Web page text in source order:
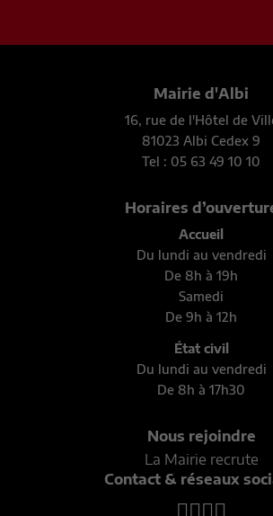
Mairie d'Albi
16, rue de l'Hôtel de
81023 Albi Cedex 9
Tel : 05 63 49 10 10
Horaires
Accueil
Du lundi au vendredi
De 8h à 19h
Samedi
De 9h à 12h
État civil
Du lundi au vendredi
De 8h à 17h30
Nous rejoindre
La Mairie recrute
Contact & réseaux